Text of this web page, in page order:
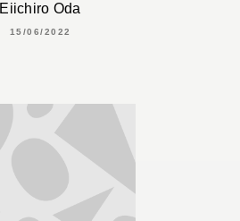
Eiichiro Oda
15/06/2022